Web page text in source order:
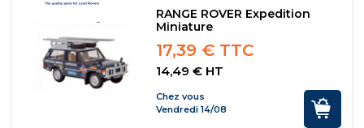
RANGE ROVER Expedition
Miniature
17,39 € TTC
14,49 € HT
Chez vous
Vendredi 14/08